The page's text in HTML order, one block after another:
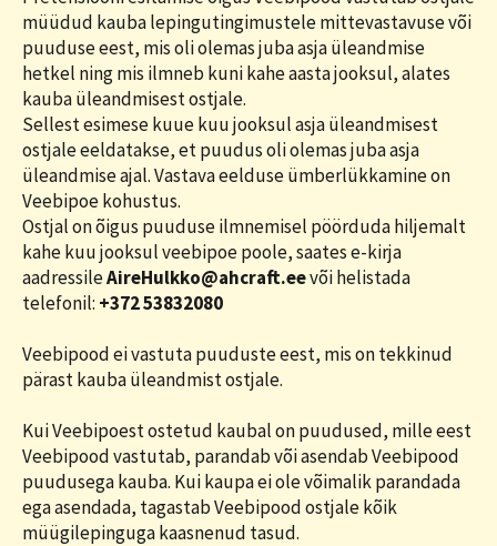
müüdud kauba lepingutingimustele mittevastavuse või
puuduse eest, mis oli olemas juba asja üleandmise
hetkel ning mis ilmneb kuni kahe aasta jooksul, alates
kauba üleandmisest ostjale.
Sellest esimese kuue kuu jooksul asja üleandmisest
ostjale eeldatakse, et puudus oli olemas juba asja
üleandmise ajal. Vastava eelduse ümberlükkamine on
Veebipoe kohustus.
Ostjal on õigus puuduse ilmnemisel pöörduda hiljemalt
kahe kuu jooksul veebipoe poole, saates e-kirja
aadressileAireHulkko@ahcraft.eevõi helistada
telefonil: +372 53832080
Veebipood ei vastuta puuduste eest, mis on tekkinud
pärast kauba üleandmist ostjale.
Kui Veebipoest ostetud kaubal on puudused, mille eest
Veebipood vastutab, parandab või asendab Veebipood
puudusega kauba. Kui kaupa ei ole võimalik parandada
ega asendada, tagastab Veebipood ostjale kõik
müügilepinguga kaasnenud tasud.